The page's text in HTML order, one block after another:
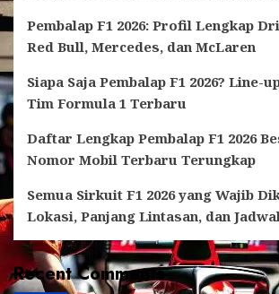
Pembalap F1 2026: Profil Lengkap
Red Bull, Mercedes, dan McLaren
Siapa Saja Pembalap F1 2026? Line-
Tim Formula 1 Terbaru
Daftar Lengkap Pembalap F1 2026
Nomor Mobil Terbaru Terungkap
Semua Sirkuit F1 2026 yang Wajib
Lokasi, Panjang Lintasan, dan
Recent Comments